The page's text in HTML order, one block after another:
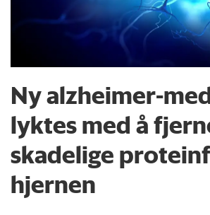
Ny alzheimer-
lyktes med å
skadelige
hjernen